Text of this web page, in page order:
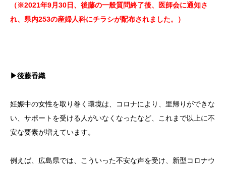
（※2021年9月30日、後藤の一般質問終了後、医師会に通知さ
れ、県内253の産婦人科にチラシが配布されました。）
▶後藤香織
妊娠中の女性を取り巻く環境は、コロナにより、里帰りができな
い、サポートを受ける人がいなくなったなど、これまで以上に不
安な要素が増えています。
例えば、広島県では、こういった不安な声を受け、新型コロナウ